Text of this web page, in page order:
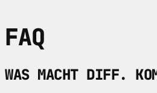
FAQ
WAS MACHT DIFF.